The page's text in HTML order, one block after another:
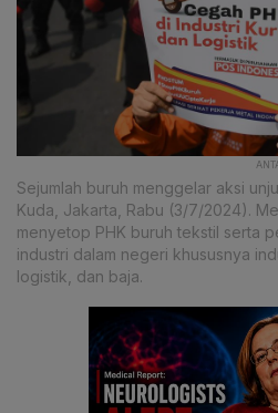
Sejumlah buruh menggelar aksi
Kuda, Jakarta, Rabu (3/7/2024).
menyetop PHK buruh tekstil serta
industri dalam negeri khususnya
logistik, dan baja.